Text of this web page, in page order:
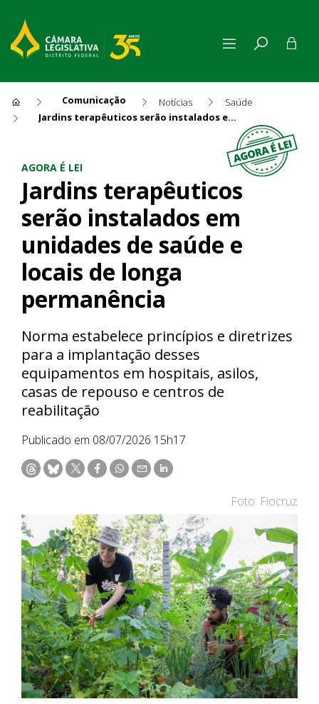
Comunicação Notícias
Saúde
Jardins terapêuticos serão instalados em unidades de saúde e locais de longa permanência
Jardins terapêuticos serão
AGORA É LEI
Jardins terapêuticos
serão instalados em
unidades de saúde e
locais de longa
permanência
Norma estabelece princípios e diretrizes
para a implantação desses
equipamentos em hospitais, asilos,
casas de repouso e centros de
reabilitação
Publicado em 08/07/2026 15h17
Foto: Fiocruz